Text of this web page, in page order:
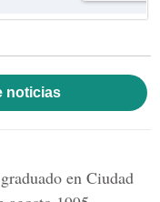
noticias
en Ciudad